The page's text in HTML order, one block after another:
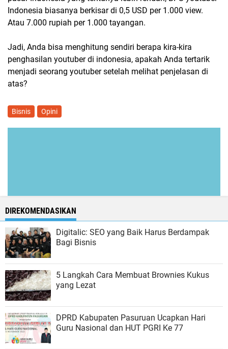
Indonesia biasanya berkisar di 0,5 USD per 1.000 view.
Atau 7.000 rupiah per 1.000 tayangan.
Jadi, Anda bisa menghitung sendiri berapa kira-kira
penghasilan youtuber di indonesia, apakah Anda tertarik
menjadi seorang youtuber setelah melihat penjelasan di
atas?
Bisnis Opini
DIREKOMENDASIKAN
Digitalic: SEO yang Baik Harus Berdampak
Bagi Bisnis
5 Langkah Cara Membuat Brownies Kukus
yang Lezat
DPRD Kabupaten Pasuruan Ucapkan Hari
Guru Nasional dan HUT PGRI Ke 77